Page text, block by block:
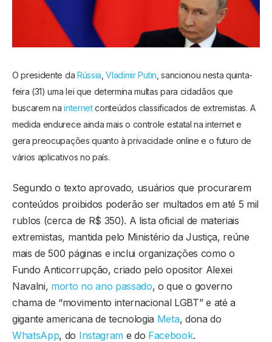
O presidente da Rússia ,Vladimir Putin , sancionou nesta quinta-
feira (31) uma lei que determina multas para cidadãos que
buscarem nainternetconteúdos classificados de extremistas. A
medida endurece ainda mais o controle estatal na internet e
gera preocupações quanto à privacidade online e o futuro de
vários aplicativos no país.
Segundo o texto aprovado, usuários que procurarem
conteúdos proibidos poderão ser multados em até 5 mil
rublos (cerca de R$ 350). A lista oficial de materiais
extremistas, mantida pelo Ministério da Justiça, reúne
mais de 500 páginas e inclui organizações como o
Fundo Anticorrupção, criado pelo opositor Alexei
Navalni, morto no ano passado, o que o governo
chama de “movimento internacional LGBT” e até a
gigante americana de tecnologia Meta, dona do
WhatsApp, do Instagrame do Facebook.